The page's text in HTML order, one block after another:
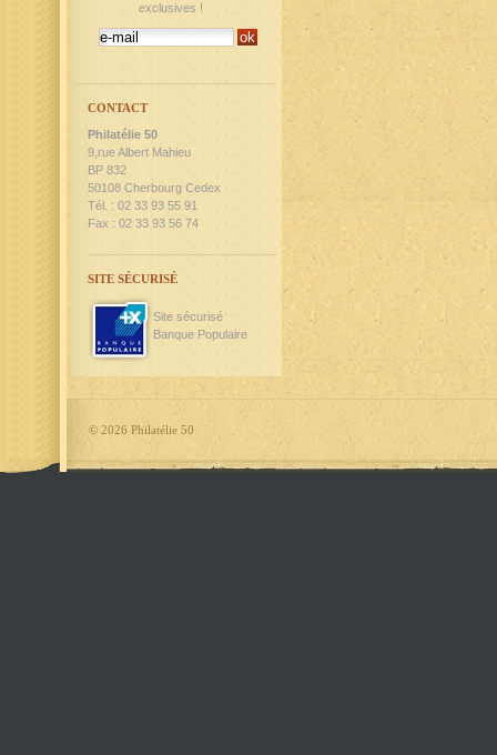
exclusives !
CONTACT
Philatélie 50
9,rue Albert Mahieu
BP 832
50108 Cherbourg Cedex
Tél. : 02 33 93 55 91
Fax : 02 33 93 56 74
SITE SÉCURISÉ
Site sécurisé
Banque Populaire
© 2026 Philatélie 50